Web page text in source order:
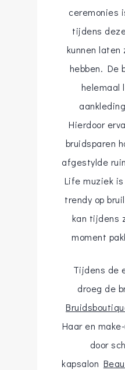
ceremonies
tijdens
kunnen
hebben. De
helemaal
Hierdoor
bruidsparen
afgestylde
Life muziek
trendy op
kan tijdens
moment
Tijdens de
droeg de
Haar en
door
kapsalon